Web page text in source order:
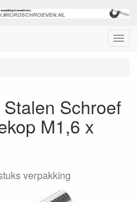
Menu
Schroef
M1,6 x
verpakking